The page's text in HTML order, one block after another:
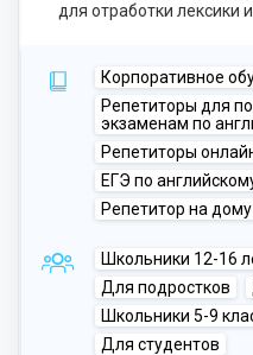
для отработки лексики
Корпоративное
Репетиторы для
экзаменам по
Репетиторы
ЕГЭ по
Репетитор на дому
Школьники 12-16
Для подростков
Школьники 5-9
Для студентов